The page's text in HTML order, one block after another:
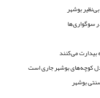
بوشهر
سوگواری‌ها
می‌کنند
کوچه‌های بوشهر جاری است
بوشهر